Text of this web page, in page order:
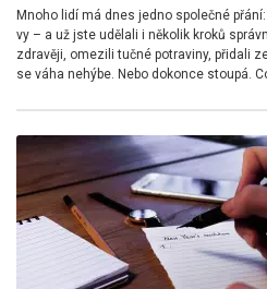
Mnoho lidí má dnes jedno společné
vy – a už jste udělali i několik kroků
zdravěji, omezili tučné potraviny, přidali
se váha nehýbe. Nebo dokonce stoupá.